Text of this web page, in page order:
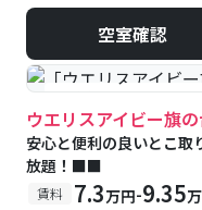
空室確認
#食事付き #女性専用
ウエリスアイビー旗
安心と便利の良いとこ
放題！■■
賃料 7.3万円-9.35